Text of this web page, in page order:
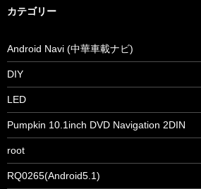
カテゴリー
Android Navi (中華車載ナビ)
DIY
LED
Pumpkin 10.1inch DVD Navigation 2DIN
root
RQ0265(Android5.1)